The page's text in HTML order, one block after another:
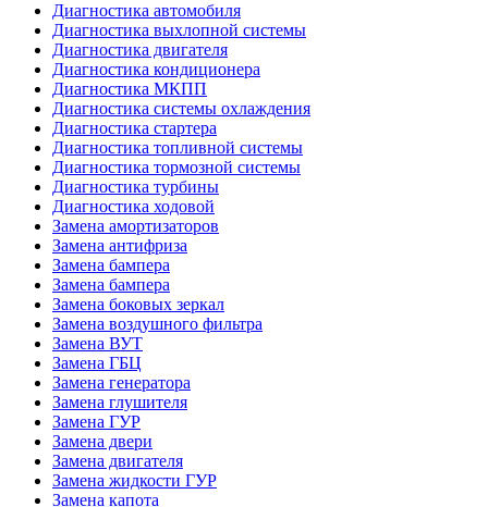
Диагностика автомобиля
Диагностика выхлопной системы
Диагностика двигателя
Диагностика кондиционера
Диагностика МКПП
Диагностика системы охлаждения
Диагностика стартера
Диагностика топливной системы
Диагностика тормозной системы
Диагностика турбины
Диагностика ходовой
Замена амортизаторов
Замена антифриза
Замена бампера
Замена бампера
Замена боковых зеркал
Замена воздушного фильтра
Замена ВУТ
Замена ГБЦ
Замена генератора
Замена глушителя
Замена ГУР
Замена двери
Замена двигателя
Замена жидкости ГУР
Замена капота